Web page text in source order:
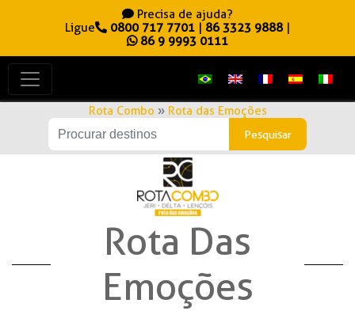
Precisa de ajuda?
Ligue
0800 717 7701 | 86 3323 9888|
86 9 9993 0111
Rota Combo » Rota das Emoções
Rota Das
Emoções